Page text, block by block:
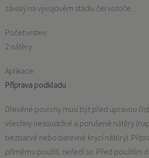
závislý na vývojovém stádiu červotoče.
Počet vrstev:
2 nátěry
Aplikace:
Příprava podkladu
Dřevěné povrchy musí být před úpravou
všechny nesoudržné a porušené nátěry
bezbarvé nebo barevné krycí nátěry).
přímému použití, neředí se. Před použitím